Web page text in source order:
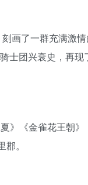
刻画了一群充满
士团兴衰史，再
》《金雀花王朝
。